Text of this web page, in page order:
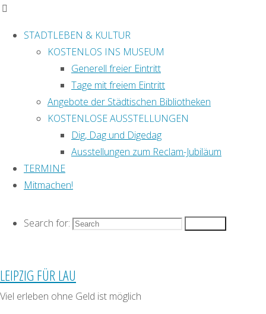
STADTLEBEN & KULTUR
KOSTENLOS INS MUSEUM
Generell freier Eintritt
Tage mit freiem Eintritt
Angebote der Städtischen Bibliotheken
KOSTENLOSE AUSSTELLUNGEN
Dig, Dag und Digedag
Ausstellungen zum Reclam-Jubiläum
TERMINE
Mitmachen!
Search for:
LEIPZIG FÜR LAU
Viel erleben ohne Geld ist möglich
Posts
tagged
"Aussichtsturm
Leipzig kostenlos"
Schlagwort:
Leipzig
kostenlos
Impressum &
Datenschutz
Termin-Archiv
lau« auf